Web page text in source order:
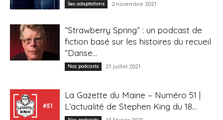
Ses adaptations 2 novembre 2021
“Strawberry Spring” : un podcast de
fiction basé sur les histoires du recueil
“Danse...
Nos podcasts 21 juillet 2021
La Gazette du Maine – Numéro 51 |
L’actualité de Stephen King du 18...